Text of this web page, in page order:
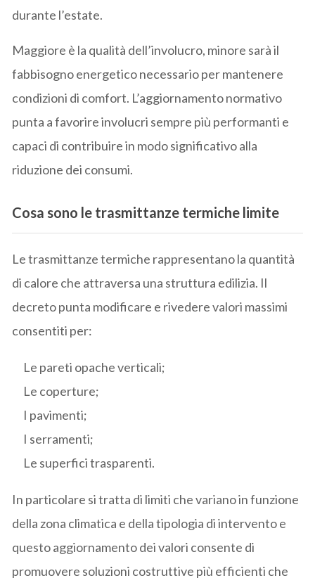
durante l’estate.
Maggiore è la qualità dell’involucro, minore sarà il
fabbisogno energetico necessario per mantenere
condizioni di comfort. L’aggiornamento normativo
punta a favorire involucri sempre più performanti e
capaci di contribuire in modo significativo alla
riduzione dei consumi.
Cosa sono le trasmittanze termiche limite
Le trasmittanze termiche rappresentano la quantità
di calore che attraversa una struttura edilizia. Il
decreto punta modificare e rivedere valori massimi
consentiti per:
Le pareti opache verticali;
Le coperture;
I pavimenti;
I serramenti;
Le superfici trasparenti.
In particolare si tratta di limiti che variano in funzione
della zona climatica e della tipologia di intervento e
questo aggiornamento dei valori consente di
promuovere soluzioni costruttive più efficienti che